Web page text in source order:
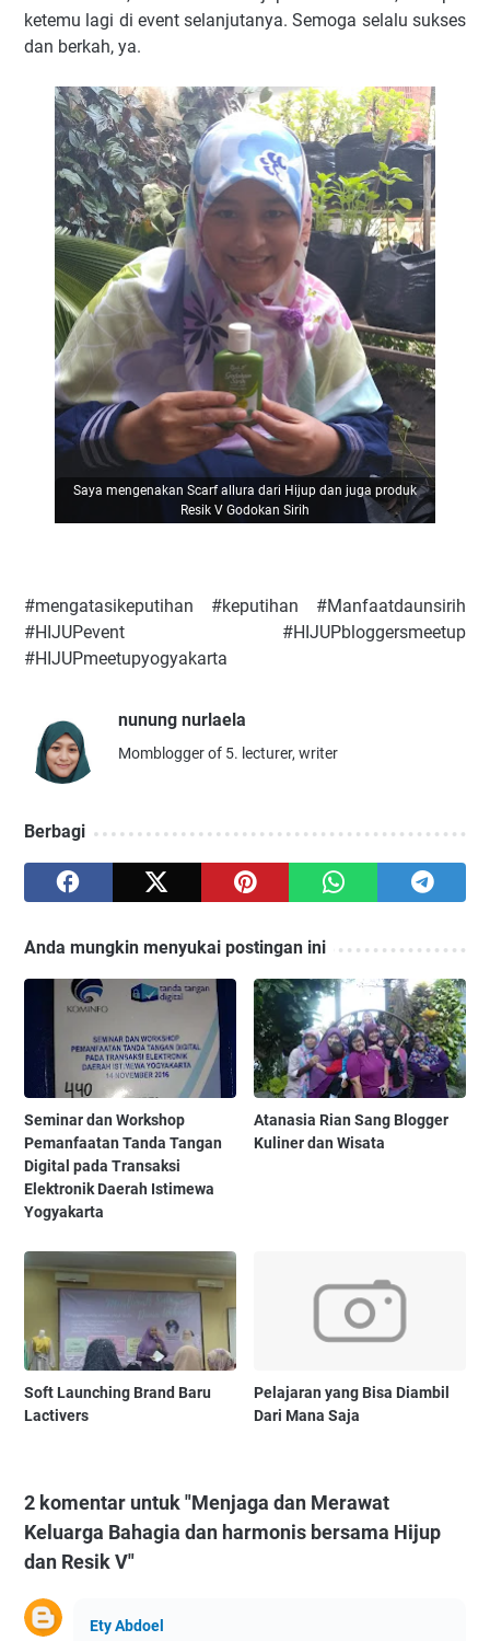
ketemu lagi di event selanjutanya. Semoga selalu sukses
dan berkah, ya.
Saya mengenakan Scarf allura dari Hijup dan juga produk
Resik V Godokan Sirih
#mengatasikeputihan #keputihan #Manfaatdaunsirih
#HIJUPevent #HIJUPbloggersmeetup
#HIJUPmeetupyogyakarta
nunung nurlaela
Momblogger of 5. lecturer, writer
Berbagi
Anda mungkin menyukai postingan ini
Seminar dan Workshop
Pemanfaatan Tanda Tangan
Digital pada Transaksi
Elektronik Daerah Istimewa
Yogyakarta
Atanasia Rian Sang Blogger
Kuliner dan Wisata
Soft Launching Brand Baru
Lactivers
Pelajaran yang Bisa Diambil
Dari Mana Saja
2 komentar untuk "Menjaga dan Merawat
Keluarga Bahagia dan harmonis bersama Hijup
dan Resik V"
Ety Abdoel